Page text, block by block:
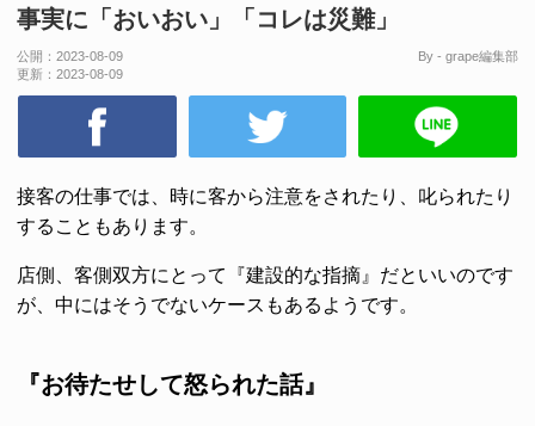
事実に「おいおい」「コレは災難」
公開： 2023-08-09
更新： 2023-08-09
By - grape編集部
接客の仕事では、時に客から注意をされたり、叱られたり
することもあります。
店側、客側双方にとって『建設的な指摘』だといいのです
が、中にはそうでないケースもあるようです。
『お待たせして怒られた話』